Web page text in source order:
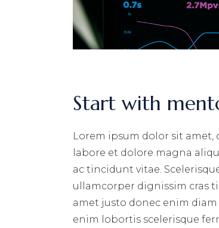
Start with
Lorem ipsum dolor sit
labore et dolore magna
ac tincidunt vitae.
ullamcorper dignissim cras
amet justo donec enim
enim lobortis scelerisque